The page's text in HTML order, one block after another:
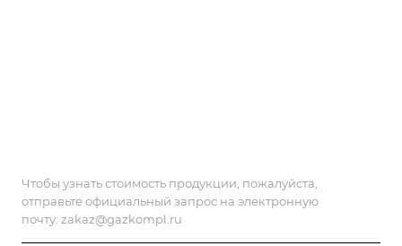
Чтобы узнать стоимость продукции, пожалуйста,
отправьте официальный запрос на электронную
почту: zakaz@gazkompl.ru